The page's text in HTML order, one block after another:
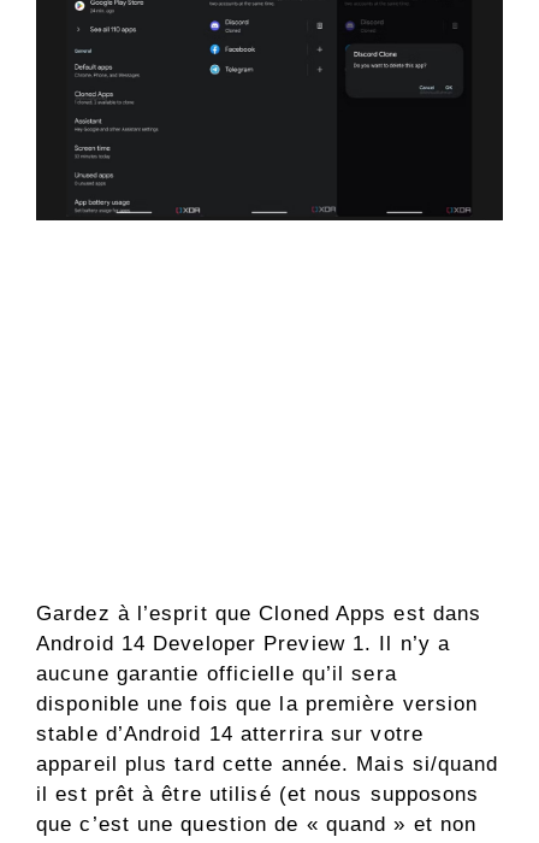
Gardez à l’esprit que Cloned Apps est dans
Android 14 Developer Preview 1. Il n’y a
aucune garantie officielle qu’il sera
disponible une fois que la première version
stable d’Android 14 atterrira sur votre
appareil plus tard cette année. Mais si/quand
il est prêt à être utilisé (et nous supposons
que c’est une question de « quand » et non